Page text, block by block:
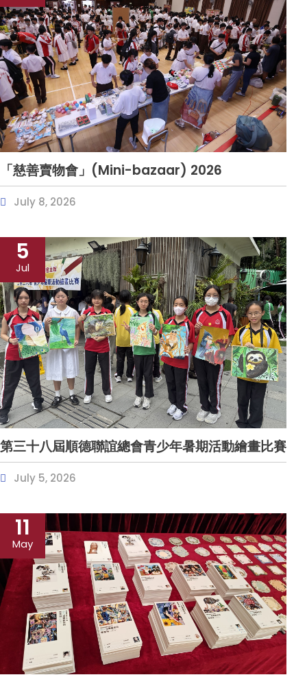
「慈善賣物會」(Mini-bazaar) 2026
July 8, 2026
第三十八屆順德聯誼總會青少年暑期活動繪畫比賽
July 5, 2026
5
Jul
11
May